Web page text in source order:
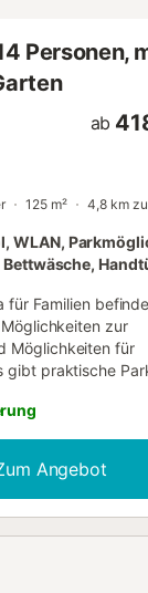
Personen,
ab
125 m² 4,8 km
WLAN,
für Familien
zur
Möglichkeiten für
gibt praktische
wäre es mit
Punta del
im Außenpool
125
und eine Terrasse
Angebot